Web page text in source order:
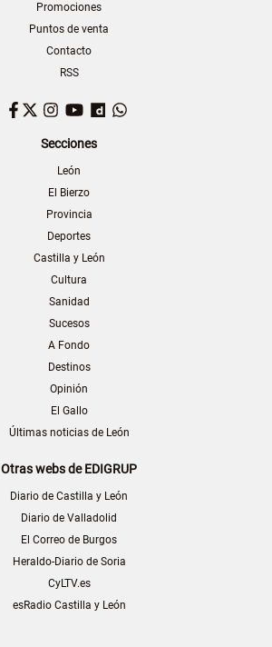
Promociones
Puntos de venta
Contacto
RSS
Facebook
TwitterInstagram
YouTubeDailymotion
Secciones
León
El Bierzo
Provincia
Deportes
Castilla y León
Cultura
Sanidad
Sucesos
A Fondo
Destinos
Opinión
El Gallo
Últimas noticias de León
Otras webs de EDIGRUP
Diario de Castilla y León
Diario de Valladolid
El Correo de Burgos
Heraldo-Diario de Soria
CyLTV.es
esRadio Castilla y León